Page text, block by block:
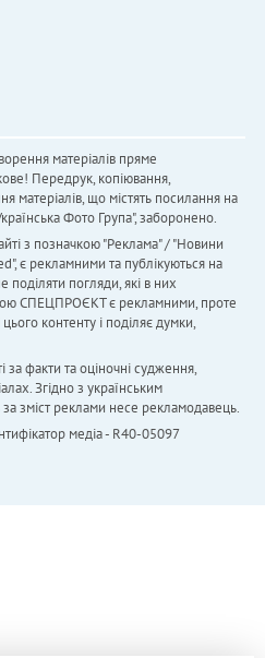
матеріалів пряме
Передрук, копіювання,
матеріалів, що містять посилання на
Фото Група", заборонено.
з позначкою "Реклама" / "Новини
є рекламними та публікуються на
погляди, які в них
СПЕЦПРОЄКТ є рекламними, проте
контенту і поділяє думки,
за факти та оціночні судження,
Згідно з українським
за зміст реклами несе рекламодавець.
медіа - R40-05097